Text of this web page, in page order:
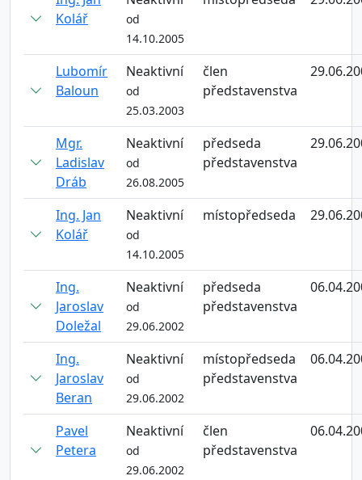
Kolář
od
14.10.2005
Lubomír
Baloun
Neaktivní
od
25.03.2003
člen
představenstva
Mgr.
Ladislav
Dráb
Neaktivní
od
26.08.2005
předseda
představenstva
Ing. Jan
Kolář
Neaktivní
od
14.10.2005
místopředseda
Ing.
Jaroslav
Doležal
Neaktivní
od
29.06.2002
předseda
představenstva
Ing.
Jaroslav
Beran
Neaktivní
od
29.06.2002
místopředseda
představenstva
Pavel
Petera
Neaktivní
od
29.06.2002
člen
představenstva